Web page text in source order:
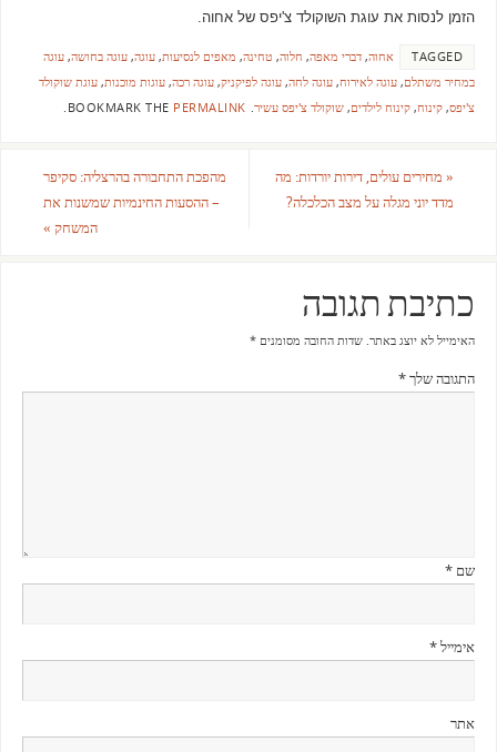
הזמן לנסות את עוגת השוקולד צ'יפס של אחוה.
TAGGED אחוה, דברי מאפה, חלוה, טחינה, מאפים לנסיעות, עוגה, עוגה בחושה, עוגה
במחיר משתלם, עוגה לאירוח, עוגה לחה, עוגה לפיקניק, עוגה רכה, עוגות מוכנות, עוגת שוקולד
צ'יפס, קינוח, קינוח לילדים, שוקולד צ'יפס עשיר.
PERMALINK
.
«מחירים עולים, דירות יורדות: מה
מדד יוני מגלה על מצב הכלכלה?
מהפכת התחבורה בהרצליה: סקיפר
– ההסעות החינמיות שמשנות את
המשחק »
כתיבת תגובה
האימייל לא יוצג באתר. שדות החובה מסומנים *
התגובה שלך*
שם *
אימייל*
אתר